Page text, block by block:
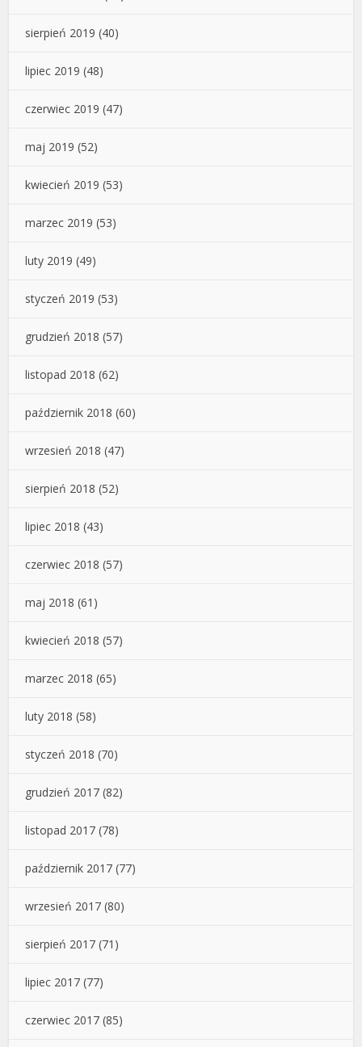
sierpień 2019 (40)
lipiec 2019 (48)
czerwiec 2019 (47)
maj 2019 (52)
kwiecień 2019 (53)
marzec 2019 (53)
luty 2019 (49)
styczeń 2019 (53)
grudzień 2018 (57)
listopad 2018 (62)
październik 2018 (60)
wrzesień 2018 (47)
sierpień 2018 (52)
lipiec 2018 (43)
czerwiec 2018 (57)
maj 2018 (61)
kwiecień 2018 (57)
marzec 2018 (65)
luty 2018 (58)
styczeń 2018 (70)
grudzień 2017 (82)
listopad 2017 (78)
październik 2017 (77)
wrzesień 2017 (80)
sierpień 2017 (71)
lipiec 2017 (77)
czerwiec 2017 (85)